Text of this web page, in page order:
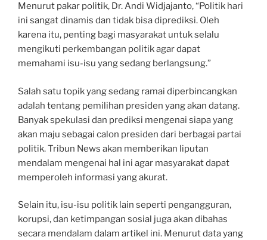
Menurut pakar politik, Dr. Andi Widjajanto, “Politik hari
ini sangat dinamis dan tidak bisa diprediksi. Oleh
karena itu, penting bagi masyarakat untuk selalu
mengikuti perkembangan politik agar dapat
memahami isu-isu yang sedang berlangsung.”
Salah satu topik yang sedang ramai diperbincangkan
adalah tentang pemilihan presiden yang akan datang.
Banyak spekulasi dan prediksi mengenai siapa yang
akan maju sebagai calon presiden dari berbagai partai
politik. Tribun News akan memberikan liputan
mendalam mengenai hal ini agar masyarakat dapat
memperoleh informasi yang akurat.
Selain itu, isu-isu politik lain seperti pengangguran,
korupsi, dan ketimpangan sosial juga akan dibahas
secara mendalam dalam artikel ini. Menurut data yang